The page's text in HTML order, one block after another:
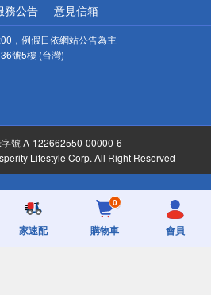
務公告 意見信箱
，例假日依網站公告為主
號5樓 (台灣)
號 A-122662550-00000-6
Lifestyle Corp. All Right Reserved
家速配
0
購物車 會員